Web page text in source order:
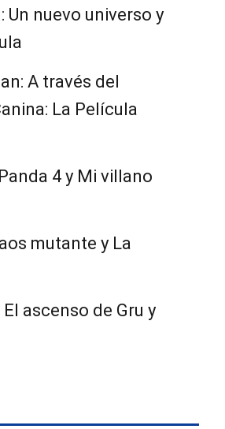
Un nuevo universo y
A través del
La Película
4 y Mi villano
mutante y La
ascenso de Gru y